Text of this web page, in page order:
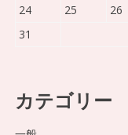
24
25 26
31
カテゴリー